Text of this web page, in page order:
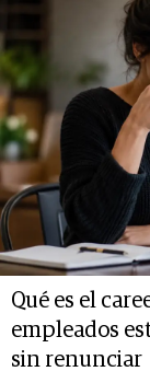
Qué es el
empleados
sin renunciar